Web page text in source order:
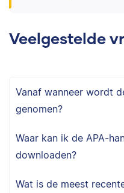
Veelgestelde
Vanaf wanneer wordt
genomen?
Waar kan ik de APA-
downloaden?
Wat is de meest